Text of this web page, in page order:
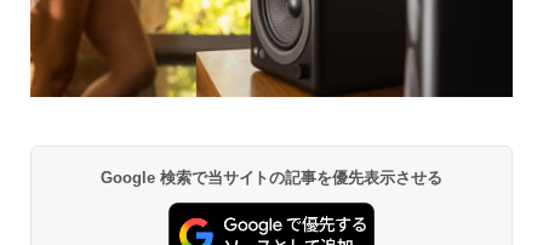
Google 検索で当サイトの記事を優先表示させる